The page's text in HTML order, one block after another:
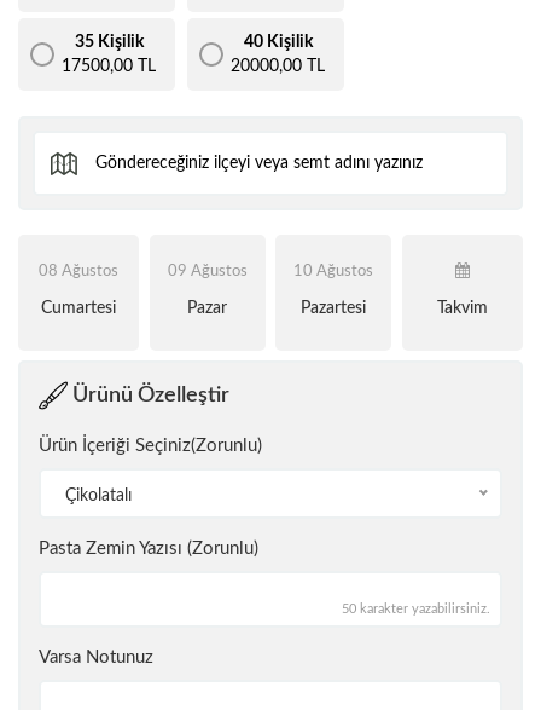
35 Kişilik
17500,00 TL
40 Kişilik
20000,00 TL
08 Ağustos
Cumartesi
09 Ağustos
Pazar
10 Ağustos
Pazartesi Takvim
Ürünü Özelleştir
Ürün İçeriği Seçiniz(Zorunlu)
Çikolatalı
Pasta Zemin Yazısı (Zorunlu)
50 karakter yazabilirsiniz.
Varsa Notunuz